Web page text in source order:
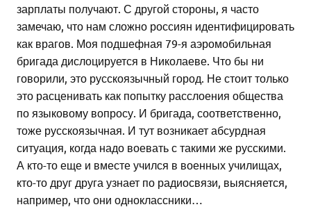
зарплаты получают. С другой стороны, я часто
замечаю, что нам сложно россиян идентифицировать
как врагов. Моя подшефная 79-я аэромобильная
бригада дислоцируется в Николаеве. Что бы ни
говорили, это русскоязычный город. Не стоит только
это расценивать как попытку расслоения общества
по языковому вопросу. И бригада, соответственно,
тоже русскоязычная. И тут возникает абсурдная
ситуация, когда надо воевать с такими же русскими.
А кто-то еще и вместе учился в военных училищах,
кто-то друг друга узнает по радиосвязи, выясняется,
например, что они одноклассники…